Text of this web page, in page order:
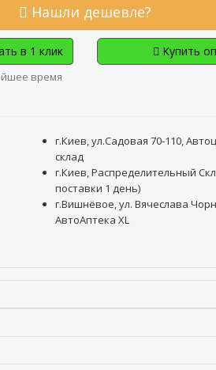
Нашли дешевле?
в 1 клик
время
Купить
г.Киев, ул.Садовая 70-110,
склад
г.Киев, Распределительный
поставки 1 день)
г.Вишнёвое, ул. Вячеслава
АвтоАптека XL